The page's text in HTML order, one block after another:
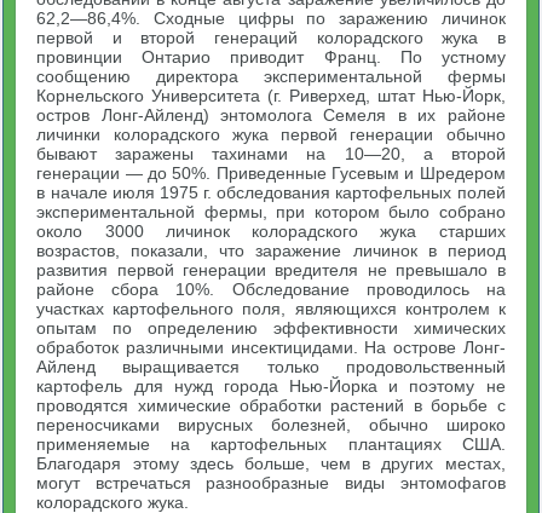
62,2—86,4%. Сходные цифры по заражению личинок
первой и второй генераций колорадского жука в
провинции Онтарио приводит Франц. По устному
сообщению директора экспериментальной фермы
Корнельского Университета (г. Риверхед, штат Нью-Йорк,
остров Лонг-Айленд) энтомолога Семеля в их районе
личинки колорадского жука первой генерации обычно
бывают заражены тахинами на 10—20, а второй
генерации — до 50%. Приведенные Гусевым и Шредером
в начале июля 1975 г. обследования картофельных полей
экспериментальной фермы, при котором было собрано
около 3000 личинок колорадского жука старших
возрастов, показали, что заражение личинок в период
развития первой генерации вредителя не превышало в
районе сбора 10%. Обследование проводилось на
участках картофельного поля, являющихся контролем к
опытам по определению эффективности химических
обработок различными инсектицидами. На острове Лонг-
Айленд выращивается только продовольственный
картофель для нужд города Нью-Йорка и поэтому не
проводятся химические обработки растений в борьбе с
переносчиками вирусных болезней, обычно широко
применяемые на картофельных плантациях США.
Благодаря этому здесь больше, чем в других местах,
могут встречаться разнообразные виды энтомофагов
колорадского жука.